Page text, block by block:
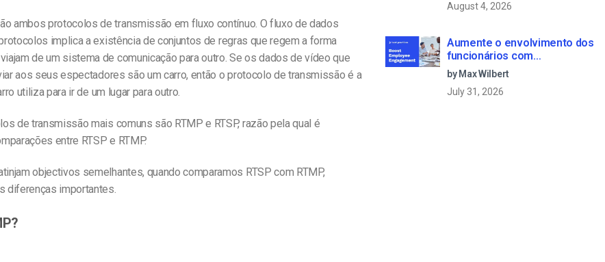
ambos protocolos de transmissão em fluxo contínuo. O fluxo de dados
implica a existência de conjuntos de regras que regem a forma
de um sistema de comunicação para outro. Se os dados de vídeo que
aos seus espectadores são um carro, então o protocolo de transmissão é a
utiliza para ir de um lugar para outro.
de transmissão mais comuns são RTMP e RTSP, razão pela qual é
entre RTSP e RTMP.
objectivos semelhantes, quando comparamos RTSP com RTMP,
diferenças importantes.
August 4, 2026
Aumente o envolvimento dos
funcionários com
comunicações empresariais
em direto
by Max Wilbert
July 31, 2026